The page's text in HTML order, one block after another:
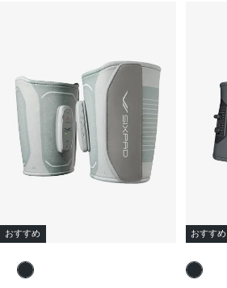
おすすめ おすすめ